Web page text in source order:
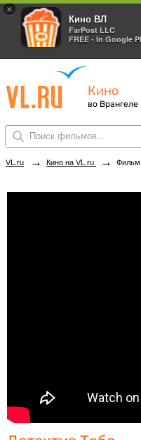
×
Кино ВЛ
FarPost LLC
FREE - In Google
Кино
во Врангеле
VL.ru → Кино на VL.ru → Фильм